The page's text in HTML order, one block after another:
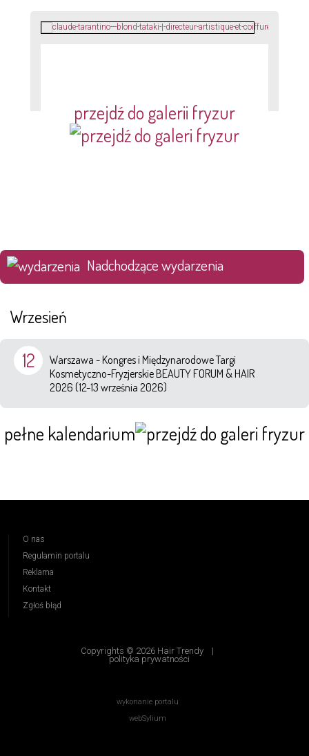
przejdź do galerii fryzur
Nadchodzące wydarzenia
Wrzesień
12
Warszawa - Kongres i Międzynarodowe Targi
Kosmetyczno-Fryzjerskie BEAUTY FORUM & HAIR
2026 (12-13 września 2026)
pełne kalendarium
O nas
Regulamin portalu
Reklama
Kontakt
Zgłoś błąd
Copyrights © 2026 Hair Trendy |
polityka prywatności
wykonanie portalu
webSylium